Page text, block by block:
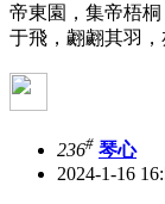
帝東園，集帝梧
于飛，翽翽其羽
236# 琴心
2024-1-16